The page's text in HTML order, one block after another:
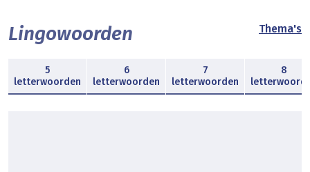
Lingowoorden Thema's
5
letterwoorden
6
letterwoorden
7
letterwoorden
8